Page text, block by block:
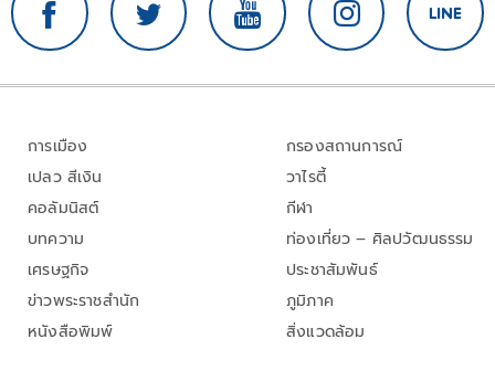
การเมือง
เปลว สีเงิน
คอลัมนิสต์
บทความ
เศรษฐกิจ
ข่าวพระราชสำนัก
หนังสือพิมพ์
กรองสถานการณ์
วาไรตี้
กีฬา
ท่องเที่ยว – ศิลปวัฒนธรรม
ประชาสัมพันธ์
ภูมิภาค
สิ่งแวดล้อม